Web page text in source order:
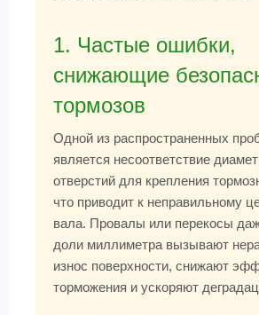
1. Частые ошибки,
снижающие
тормозов
Одной из распространенных
является несоответствие
отверстий для крепления
что приводит к неправильному
вала. Провалы или перекосы
доли миллиметра вызывают
износ поверхности, снижают
торможения и ускоряют